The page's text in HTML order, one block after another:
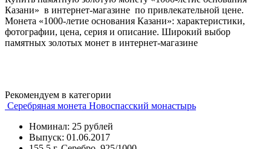
Казани» в интернет-магазине по привлекательной цене.
Монета «1000-летие основания Казани»: характеристики,
фотографии, цена, серия и описание. Широкий выбор
памятных золотых монет в интернет-магазине
Рекомендуем в категории
Серебряная монета Новоспасский монастырь
Номинал: 25 рублей
Выпуск: 01.06.2017